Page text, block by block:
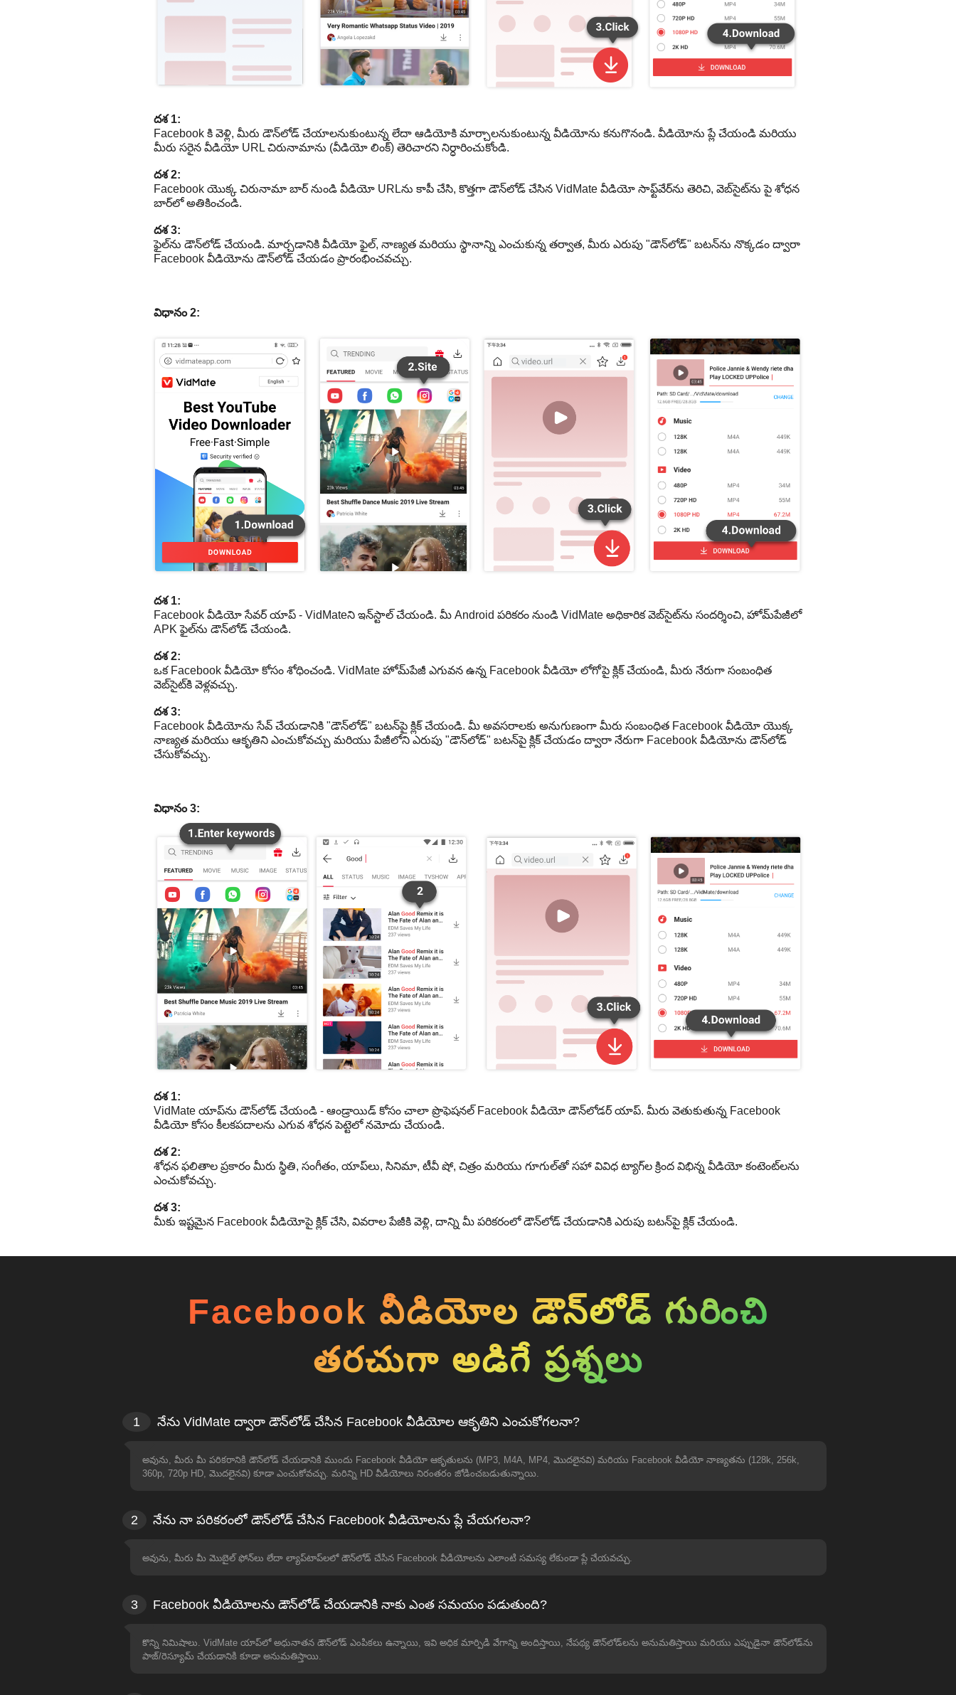
దశ 1:
Facebook కి వెళ్లి, మీరు డౌన్‌లోడ్ చేయాలనుకుంటున్న లేదా ఆడియోకి మార్చాలనుకుంటున్న వీడియోను కనుగొనండి. వీడియోను ప్లే చేయండి మరియు
మీరు సరైన వీడియో URL చిరునామాను (వీడియో లింక్) తెరిచారని నిర్ధారించుకోండి.
దశ 2:
Facebook యొక్క చిరునామా బార్ నుండి వీడియో URLను కాపీ చేసి, కొత్తగా డౌన్‌లోడ్ చేసిన VidMate వీడియో సాఫ్ట్‌వేర్‌ను తెరిచి, వెబ్‌సైట్‌ను పై శోధన
బార్‌లో అతికించండి.
దశ 3:
ఫైల్‌ను డౌన్‌లోడ్ చేయండి. మార్చడానికి వీడియో ఫైల్, నాణ్యత మరియు స్థానాన్ని ఎంచుకున్న తర్వాత, మీరు ఎరుపు "డౌన్‌లోడ్" బటన్‌ను నొక్కడం ద్వారా
Facebook వీడియోను డౌన్‌లోడ్ చేయడం ప్రారంభించవచ్చు.
విధానం 2:
దశ 1:
Facebook వీడియో సేవర్ యాప్ - VidMateని ఇన్‌స్టాల్ చేయండి. మీ Android పరికరం నుండి VidMate అధికారిక వెబ్‌సైట్‌ను సందర్శించి, హోమ్‌పేజీలో
APK ఫైల్‌ను డౌన్‌లోడ్ చేయండి.
దశ 2:
ఒక Facebook వీడియో కోసం శోధించండి. VidMate హోమ్‌పేజీ ఎగువన ఉన్న Facebook వీడియో లోగోపై క్లిక్ చేయండి, మీరు నేరుగా సంబంధిత
వెబ్‌సైట్‌కి వెళ్లవచ్చు.
దశ 3:
Facebook వీడియోను సేవ్ చేయడానికి "డౌన్‌లోడ్" బటన్‌పై క్లిక్ చేయండి. మీ అవసరాలకు అనుగుణంగా మీరు సంబంధిత Facebook వీడియో యొక్క
నాణ్యత మరియు ఆకృతిని ఎంచుకోవచ్చు మరియు పేజీలోని ఎరుపు "డౌన్‌లోడ్" బటన్‌పై క్లిక్ చేయడం ద్వారా నేరుగా Facebook వీడియోను డౌన్‌లోడ్
చేసుకోవచ్చు.
విధానం 3:
దశ 1:
VidMate యాప్‌ను డౌన్‌లోడ్ చేయండి - ఆండ్రాయిడ్ కోసం చాలా ప్రొఫెషనల్ Facebook వీడియో డౌన్‌లోడర్ యాప్. మీరు వెతుకుతున్న Facebook
వీడియో కోసం కీలకపదాలను ఎగువ శోధన పెట్టెలో నమోదు చేయండి.
దశ 2:
శోధన ఫలితాల ప్రకారం మీరు స్థితి, సంగీతం, యాప్‌లు, సినిమా, టీవీ షో, చిత్రం మరియు గూగుల్‌తో సహా వివిధ ట్యాగ్‌ల క్రింద విభిన్న వీడియో కంటెంట్‌లను
ఎంచుకోవచ్చు.
దశ 3:
మీకు ఇష్టమైన Facebook వీడియోపై క్లిక్ చేసి, వివరాల పేజీకి వెళ్లి, దాన్ని మీ పరికరంలో డౌన్‌లోడ్ చేయడానికి ఎరుపు బటన్‌పై క్లిక్ చేయండి.
Facebook వీడియోల డౌన్‌లోడ్ గురించి
తరచుగా అడిగే ప్రశ్నలు
1 నేను VidMate ద్వారా డౌన్‌లోడ్ చేసిన Facebook వీడియోల ఆకృతిని ఎంచుకోగలనా?
అవును, మీరు మీ పరికరానికి డౌన్‌లోడ్ చేయడానికి ముందు Facebook వీడియో ఆకృతులను (MP3, M4A, MP4, మొదలైనవి) మరియు Facebook వీడియో నాణ్యతను (128k, 256k,
360p, 720p HD, మొదలైనవి) కూడా ఎంచుకోవచ్చు. మరిన్ని HD వీడియోలు నిరంతరం జోడించబడుతున్నాయి.
2 నేను నా పరికరంలో డౌన్‌లోడ్ చేసిన Facebook వీడియోలను ప్లే చేయగలనా?
అవును, మీరు మీ మొబైల్ ఫోన్‌లు లేదా ల్యాప్‌టాప్‌లలో డౌన్‌లోడ్ చేసిన Facebook వీడియోలను ఎలాంటి సమస్య లేకుండా ప్లే చేయవచ్చు.
3 Facebook వీడియోలను డౌన్‌లోడ్ చేయడానికి నాకు ఎంత సమయం పడుతుంది?
కొన్ని నిమిషాలు. VidMate యాప్‌లో అధునాతన డౌన్‌లోడ్ ఎంపికలు ఉన్నాయి, ఇవి అధిక మార్పిడి వేగాన్ని అందిస్తాయి, నేపథ్య డౌన్‌లోడ్‌లను అనుమతిస్తాయి మరియు ఎప్పుడైనా డౌన్‌లోడ్‌ను
పాజ్/రెస్యూమ్ చేయడానికి కూడా అనుమతిస్తాయి.